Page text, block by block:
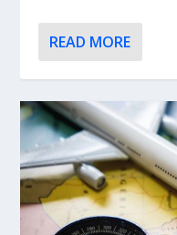
READ MORE